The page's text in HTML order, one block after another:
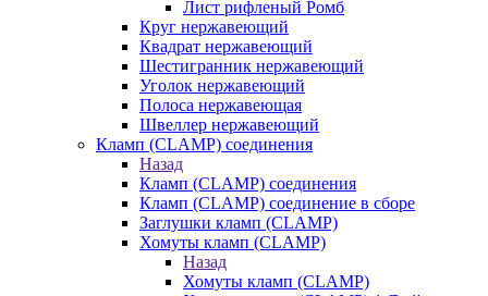
Лист рифленый Ромб
Круг нержавеющий
Квадрат нержавеющий
Шестигранник нержавеющий
Уголок нержавеющий
Полоса нержавеющая
Швеллер нержавеющий
Кламп (CLAMP) соединения
Назад
Кламп (CLAMP) соединения
Кламп (CLAMP) соединение в сборе
Заглушки кламп (CLAMP)
Хомуты кламп (CLAMP)
Назад
Хомуты кламп (CLAMP)